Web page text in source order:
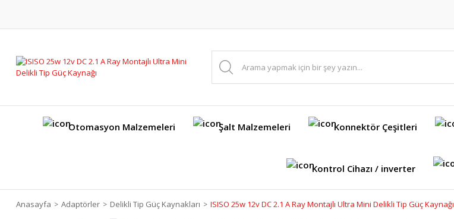
Otomasyon Malzemeleri Şalt Malzemeleri Konnektör Çeşitleri
Kontrol Cihazı / inverter
Anasayfa Adaptörler Delikli Tip Güç Kaynakları ISISO 25w 12v DC 2.1 A Ray Montajlı Ultra Mini Delikli Tip Güç Kaynağı